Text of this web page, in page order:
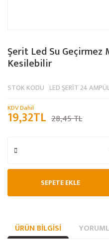
Şerit Led Su Geçirmez
Kesilebilir
STOK KODU LED ŞERİT 24
KDV Dahil
19,32TL 28,45 TL
SEPETE EKLE
ÜRÜN BILGISI